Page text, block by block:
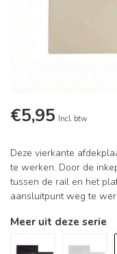
€5,95 Incl. btw
Deze vierkante
te werken. Door de
tussen de rail en het
aansluitpunt weg te
Meer uit deze serie